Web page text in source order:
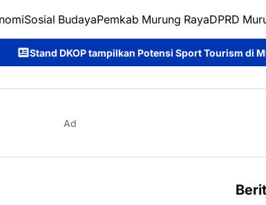
Sosial BudayaPemkab Murung RayaDPRD
Potensi Sport Tourism di Murung Raya Expo
Ad